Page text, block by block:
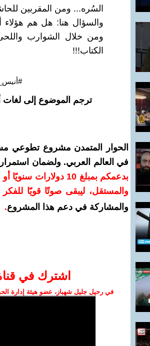
السُره... ومن المقربين
والسؤال هنا: هل هم هؤلاء
ومن خلال الشوارب
الكتاب!!!
ترجم الموضوع إلى
الحوار المتمدن مشروع تطوعي
في العالم العربي. ولضمان
بدعمكم بمبلغ 10
والمستقل، ليبقى صوتًا قويًا
والمشاركة في دعم هذا المشروع.
اشترك في
في رحيل جليل شهباز، عضو هيئة إدارة